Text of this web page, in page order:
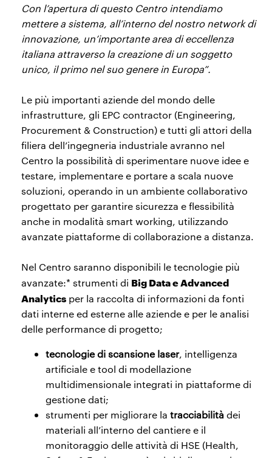
Con l’apertura di questo Centro intendiamo
mettere a sistema, all’interno del nostro network di
innovazione, un’importante area di eccellenza
italiana attraverso la creazione di un soggetto
unico, il primo nel suo genere in Europa”.
Le più importanti aziende del mondo delle
infrastrutture, gli EPC contractor (Engineering,
Procurement & Construction) e tutti gli attori della
filiera dell’ingegneria industriale avranno nel
Centro la possibilità di sperimentare nuove idee e
testare, implementare e portare a scala nuove
soluzioni, operando in un ambiente collaborativo
progettato per garantire sicurezza e flessibilità
anche in modalità smart working, utilizzando
avanzate piattaforme di collaborazione a distanza.
Nel Centro saranno disponibili le tecnologie più
avanzate:* strumenti di Big Data e Advanced
Analytics per la raccolta di informazioni da fonti
dati interne ed esterne alle aziende e per le analisi
delle performance di progetto;
tecnologie di scansione laser, intelligenza
artificiale e tool di modellazione
multidimensionale integrati in piattaforme di
gestione dati;
strumenti per migliorare la tracciabilitàdei
materiali all’interno del cantiere e il
monitoraggio delle attività di HSE (Health,